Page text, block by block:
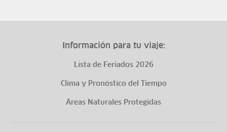
Información para tu viaje:
Lista de Feriados 2026
Clima y Pronóstico del Tiempo
Áreas Naturales Protegidas